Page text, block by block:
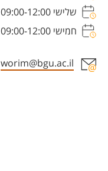
שלישי 09:00-12:00
חמישי 09:00-12:00
worim@bgu.ac.il